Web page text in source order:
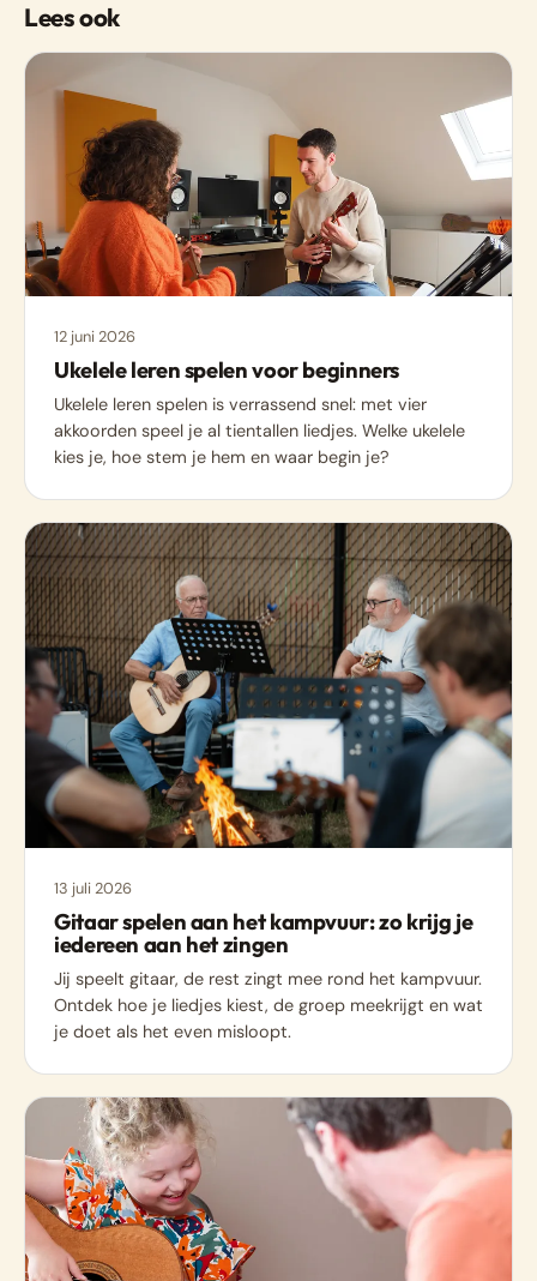
Lees ook
12 juni 2026
Ukelele leren spelen voor beginners
Ukelele leren spelen is verrassend snel: met vier
akkoorden speel je al tientallen liedjes. Welke ukelele
kies je, hoe stem je hem en waar begin je?
13 juli 2026
Gitaar spelen aan het kampvuur: zo krijg je
iedereen aan het zingen
Jij speelt gitaar, de rest zingt mee rond het kampvuur.
Ontdek hoe je liedjes kiest, de groep meekrijgt en wat
je doet als het even misloopt.